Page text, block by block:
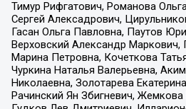
Тимур Рифгатович, Романова
Сергей Алексадрович,
Гасан Ольга Павловна, Паутов
Верховский Александр Маркович,
Марина Петровна, Кочеткова
Чуркина Наталья Валерьевна,
Николаевна, Золотарева
Рачинский Ян Збигневич, Жемкова